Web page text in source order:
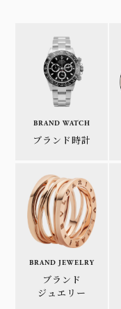
BRAND WATCH
ブランド時計
BRAND JEWELRY
ブランド
ジュエリー